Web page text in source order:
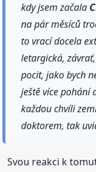
kdy jsem začala
na pár měsíců
to vrací docela
letargická,
pocit, jako bych
ještě více pohání
každou chvíli
doktorem, tak
Svou reakci k